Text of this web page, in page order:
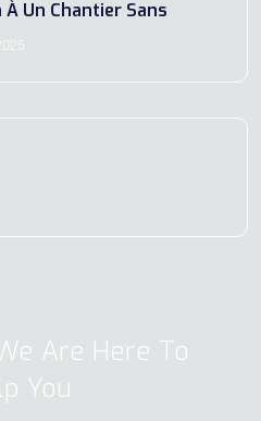
À Un Chantier Sans
Are Here To
You